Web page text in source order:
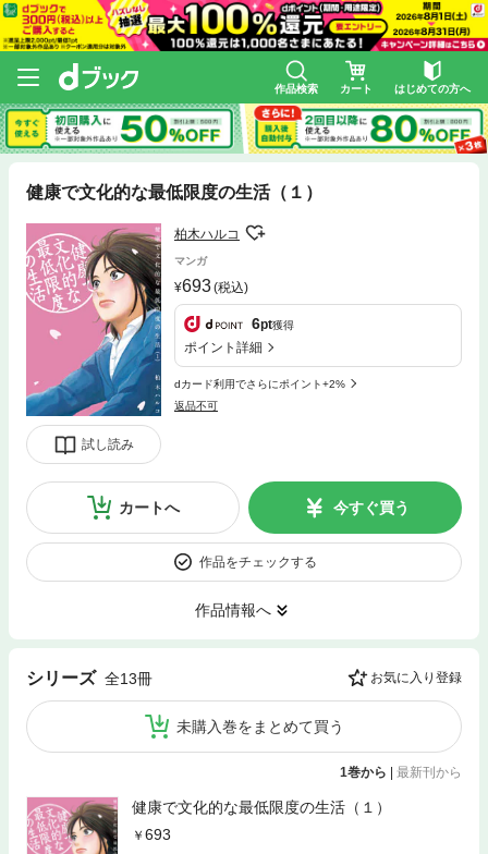
作品検索 カート はじめての方へ
健康で文化的な最低限度の生活（１）
試し読み
柏木ハルコ
マンガ
693(税込)
6pt獲得
ポイント詳細
dカード利用でさらにポイント+2%
返品不可
カートへ 今すぐ買う
作品をチェックする
作品情報へ
シリーズ 全13冊 お気に入り登録
未購入巻をまとめて買う
1巻から | 最新刊から
健康で文化的な最低限度の生活（１）
693